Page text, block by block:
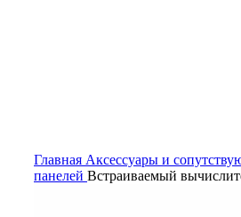
Главная Аксессуары и
панелей Встраиваемый